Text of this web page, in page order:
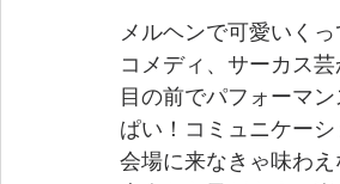
メルヘンで可愛いく
コメディ、サーカス
目の前でパフォーマ
ぱい！コミュニケー
会場に来なきゃ味わ